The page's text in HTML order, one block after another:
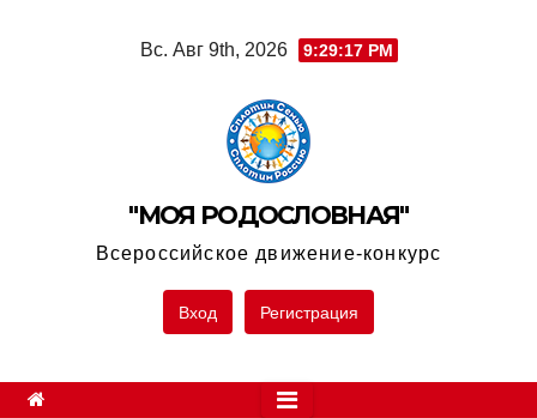
Вс. Авг 9th, 2026 9:29:17 PM
"МОЯ РОДОСЛОВНАЯ"
Всероссийское движение-конкурс
Вход Регистрация